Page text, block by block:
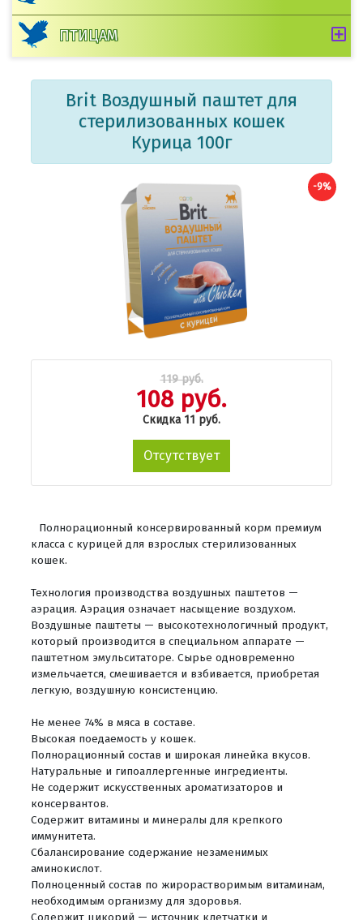
ПТИЦАМ
Brit Воздушный паштет для
стерилизованных кошек
Курица 100г
-9%
119 руб.
108 руб.
Скидка 11 руб.
Отсутствует
Полнорационный консервированный корм премиум
класса с курицей для взрослых стерилизованных
кошек.
Технология производства воздушных паштетов —
аэрация. Аэрация означает насыщение воздухом.
Воздушные паштеты — высокотехнологичный продукт,
который производится в специальном аппарате —
паштетном эмульситаторе. Сырье одновременно
измельчается, смешивается и взбивается, приобретая
легкую, воздушную консистенцию.
Не менее 74% в мяса в составе.
Высокая поедаемость у кошек.
Полнорационный состав и широкая линейка вкусов.
Натуральные и гипоаллергенные ингредиенты.
Не содержит искусственных ароматизаторов и
консервантов.
Содержит витамины и минералы для крепкого
иммунитета.
Сбалансирование содержание незаменимых
аминокислот.
Полноценный состав по жирорастворимым витаминам,
необходимым организму для здоровья.
Содержит цикорий — источник клетчатки и